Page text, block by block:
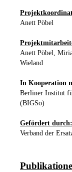
Anett Pöbel
Anett Pöbel,
Wieland
In Kooperation
Berliner Institut
(BIGSo)
Gefördert durch:
Verband der